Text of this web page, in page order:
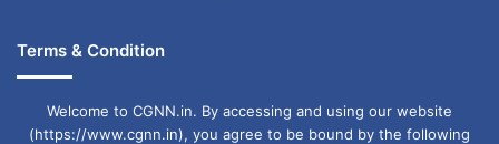
Terms & Condition
Welcome to CGNN.in. By accessing and using our website
(https://www.cgnn.in), you agree to be bound by the following